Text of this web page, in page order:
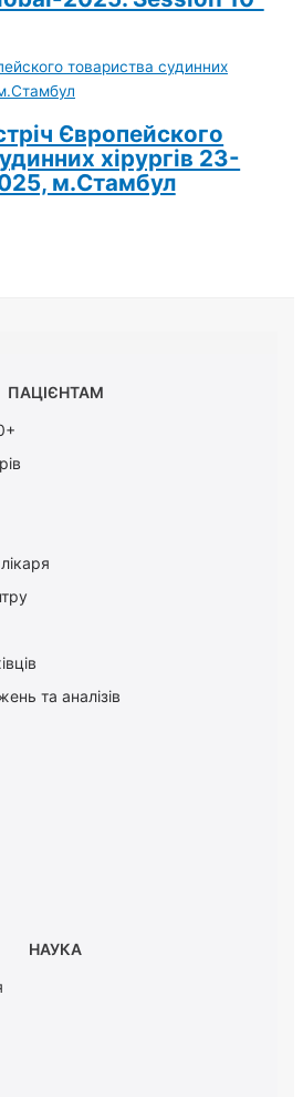
Європейского
хірургів 23-
м.Стамбул
ПАЦІЄНТАМ
та аналізів
НАУКА